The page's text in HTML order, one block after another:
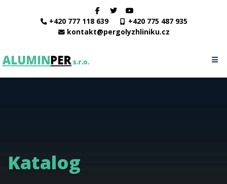
+420 777 118 639
+420 775 487 935
kontakt@pergolyzhliniku.cz
Katalog